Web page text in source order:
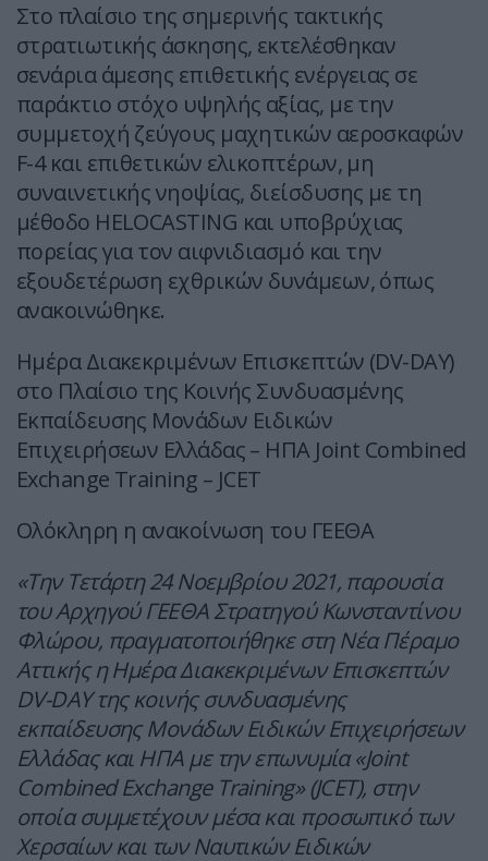
Στο πλαίσιο της σημερινής τακτικής
στρατιωτικής άσκησης, εκτελέσθηκαν
σενάρια άμεσης επιθετικής ενέργειας σε
παράκτιο στόχο υψηλής αξίας, με την
συμμετοχή ζεύγους μαχητικών αεροσκαφών
F-4 και επιθετικών ελικοπτέρων, μη
συναινετικής νηοψίας, διείσδυσης με τη
μέθοδο HELOCASTING και υποβρύχιας
πορείας για τον αιφνιδιασμό και την
εξουδετέρωση εχθρικών δυνάμεων, όπως
ανακοινώθηκε.
Ημέρα Διακεκριμένων Επισκεπτών (DV-DAY)
στο Πλαίσιο της Κοινής Συνδυασμένης
Εκπαίδευσης Μονάδων Ειδικών
Επιχειρήσεων Ελλάδας – ΗΠΑ Joint Combined
Exchange Training – JCET
Ολόκληρη η ανακοίνωση του ΓΕΕΘΑ
«Την Τετάρτη 24 Νοεμβρίου 2021, παρουσία
του Αρχηγού ΓΕΕΘΑ Στρατηγού Κωνσταντίνου
Φλώρου, πραγματοποιήθηκε στη Νέα Πέραμο
Αττικής η Ημέρα Διακεκριμένων Επισκεπτών
DV-DAY της κοινής συνδυασμένης
εκπαίδευσης Μονάδων Ειδικών Επιχειρήσεων
Ελλάδας και ΗΠΑ με την επωνυμία «Joint
Combined Exchange Training» (JCET), στην
οποία συμμετέχουν μέσα και προσωπικό των
Χερσαίων και των Ναυτικών Ειδικών